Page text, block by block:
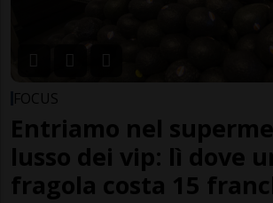
FOCUS
Entriamo nel
lusso dei vip: lì dove
fragola costa 15